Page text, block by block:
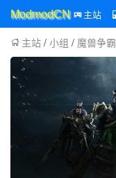
ModmodCN 主站
主站 / 小组 / 魔兽争霸